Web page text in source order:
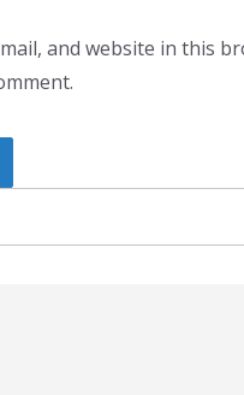
and website in this